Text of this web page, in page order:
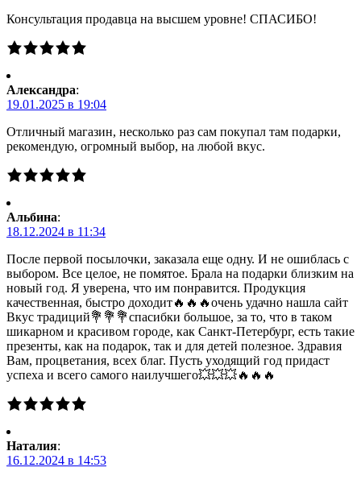
Консультация продавца на высшем уровне! СПАСИБО!
Александра:
19.01.2025 в 19:04
Отличный магазин, несколько раз сам покупал там подарки,
рекомендую, огромный выбор, на любой вкус.
Альбина:
18.12.2024 в 11:34
После первой посылочки, заказала еще одну. И не ошиблась с
выбором. Все целое, не помятое. Брала на подарки близким на
новый год. Я уверена, что им понравится. Продукция
качественная, быстро доходит🔥🔥🔥очень удачно нашла сайт
Вкус традиций💐💐💐спасибки большое, за то, что в таком
шикарном и красивом городе, как Санкт-Петербург, есть такие
презенты, как на подарок, так и для детей полезное. Здравия
Вам, процветания, всех благ. Пусть уходящий год придаст
успеха и всего самого наилучшего💥💥💥🔥🔥🔥
Наталия:
16.12.2024 в 14:53